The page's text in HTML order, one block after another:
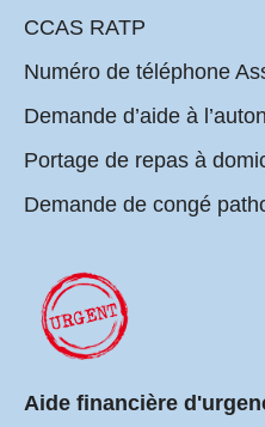
CCAS RATP
Numéro de téléphone
Demande d’aide à
Portage de repas à
Demande de congé
Aide financière